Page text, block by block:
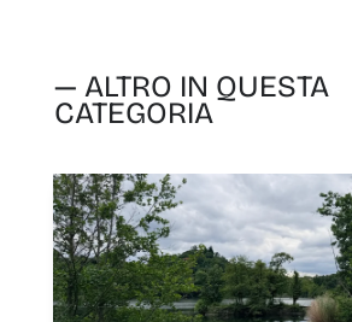
— ALTRO IN QUESTA
CATEGORIA